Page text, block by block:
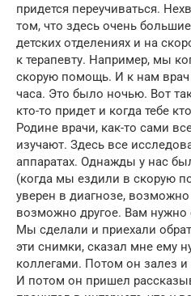
придется переучиваться.
том, что здесь очень
детских отделениях и на
к терапевту. Например, мы
скорую помощь. И к нам
часа. Это было ночью. Вот
кто-то придет и когда тебе
Родине врачи, как-то сами
изучают. Здесь все
аппаратах. Однажды у нас
(когда мы ездили в скорую
уверен в диагнозе,
возможно другое. Вам нужно
Мы сделали и приехали
эти снимки, сказал мне ему
коллегами. Потом он залез и
И потом он пришел